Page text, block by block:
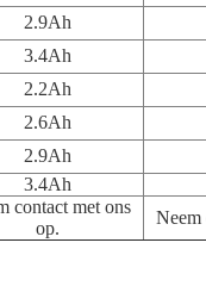
2.9Ah
3.4Ah
2.2Ah
2.6Ah
2.9Ah
3.4Ah
contact met ons
op.
Neem